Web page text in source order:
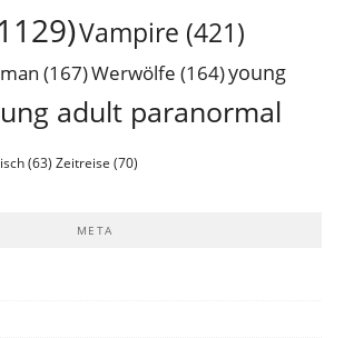
Vampire (421)
(167)Werwölfe (164)young
adult paranormal
(63) Zeitreise (70)
META